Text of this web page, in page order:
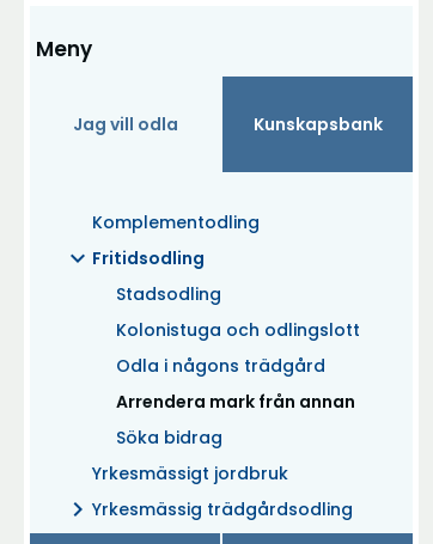
Meny
Jag vill odla Kunskapsbank
Komplementodling
expand_more Fritidsodling
Stadsodling
Kolonistuga och odlingslott
Odla i någons trädgård
Arrendera mark från annan
(Aktuell)
Söka bidrag
Yrkesmässigt jordbruk
chevron_right Yrkesmässig trädgårdsodling